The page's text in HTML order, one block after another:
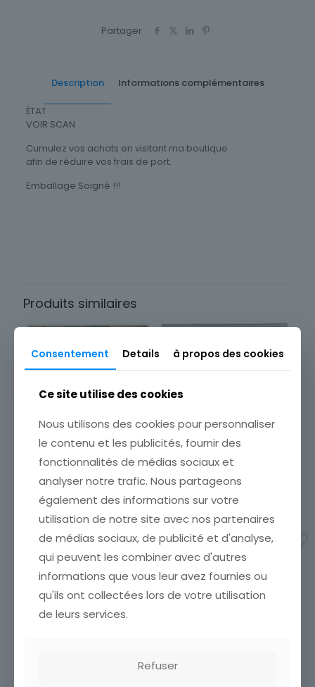
Partager
Description Informations complémentaires
ÉTAT
VOIR SCAN
Cumulez vos achats en visitant ma boutique
afin de réduire vos frais de port.
Emballage Soigné !!!
Origine
Asie
Produits similaires
CARTE POSTALE FEMMES
DE BETHLEHEM
ÉTAT VOIR SCAN Cumulez
vos achats en visitant ma
boutique afin de réduire
vos frais de port. Emballage
Soigné !!!
CARTE POSTALE NAZARETH
ÉTAT VOIR SCAN Cumulez
boutique afin de réduire
vos frais de port. Emballage
3,50
Ajouter au panier
Consentement Details à propos des cookies
Ce site utilise des cookies
Nous utilisons des cookies pour personnaliser
le contenu et les publicités, fournir des
fonctionnalités de médias sociaux et
analyser notre trafic. Nous partageons
également des informations sur votre
utilisation de notre site avec nos partenaires
de médias sociaux, de publicité et d'analyse,
qui peuvent les combiner avec d'autres
informations que vous leur avez fournies ou
qu'ils ont collectées lors de votre utilisation
de leurs services.
Refuser